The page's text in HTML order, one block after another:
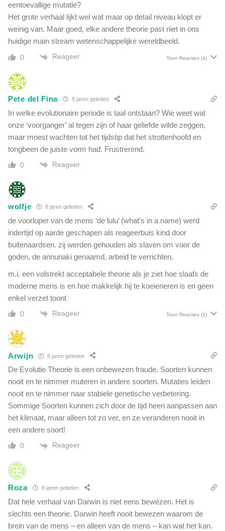
eentoevallige mutatie?
Het grote verhaal lijkt wel wat maar op detail niveau klopt er
weinig van. Maar goed, elke andere theorie past niet in ons
huidige main stream wetenschappelijke wereldbeeld.
0 Reageer Toon Reacties (4)
Pete del Fina 8 jaren geleden
In welke evolutionaire periode is taal ontstaan? Wie weet wat
onze ‘voorganger’ al tegen zijn of haar geliefde wilde zeggen,
maar moest wachten tot het tijdstip dat het strottenhoofd en
tongbeen de juiste vorm had. Frustrerend.
0 Reageer
wolfje 8 jaren geleden
de voorloper van de mens ‘de lulu’ (what’s in a name) werd
indertijd op aarde geschapen als reageerbuis kind door
buitenaardsen. zij werden gehouden als slaven om voor de
goden, de annunaki genaamd, arbeid te verrichten.
m.i. een volstrekt acceptabele theorie als je ziet hoe slaafs de
moderne mens is en hoe makkelijk hij te koeieneren is en geen
enkel verzet toont
0 Reageer Toon Reacties (1)
Arwijn 8 jaren geleden
De Evolutie Theorie is een onbewezen fraude. Soorten kunnen
nooit en te nimmer muteren in andere soorten. Mutaties leiden
nooit en te nimmer naar stabiele genetische verbetering.
Sommige Soorten kunnen zich door de tijd heen aanpassen aan
het klimaat, maar alleen tot zo ver, en ze veranderen nooit in
een andere soort!
0 Reageer
Roza 8 jaren geleden
Dat hele verhaal van Darwin is niet eens bewezen. Het is
slechts een theorie. Darwin heeft nooit bewezen waarom de
brein van de mens – en alleen van de mens – kan wat het kan.